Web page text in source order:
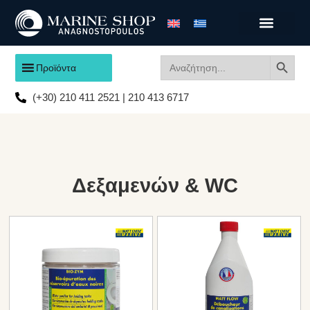
Προϊόντα
for:
(+30) 210 411 2521 | 210 413 6717
Δεξαμενών & WC